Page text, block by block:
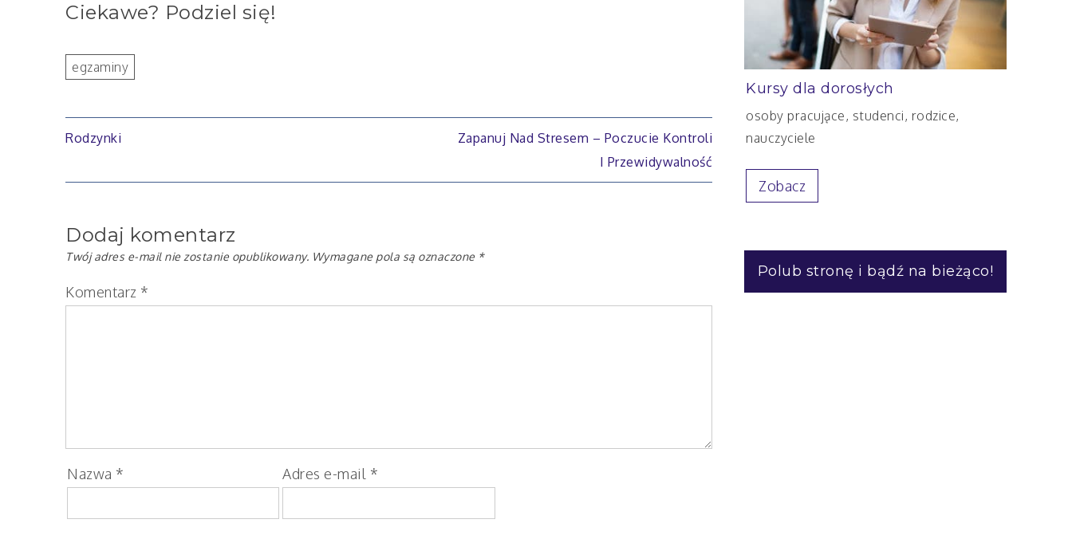
Ciekawe? Podziel się!
egzaminy
Nawigacja
wpisu
Rodzynki
Zapanuj Nad Stresem – Poczucie Kontroli
I Przewidywalność
Dodaj komentarz
Twój adres e-mail nie zostanie opublikowany. Wymagane pola są oznaczone *
Komentarz *
Nazwa * Adres e-mail *
Kursy dla dorosłych
osoby pracujące, studenci, rodzice,
nauczyciele
Zobacz
Polub stronę i bądź na bieżąco!